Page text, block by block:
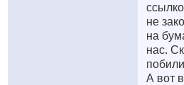
не
на
нас.
А вот